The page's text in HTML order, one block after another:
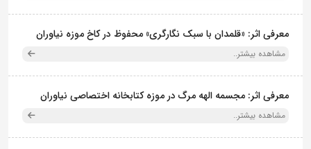
معرفی اثر: «قلمدان با سبک نگارگری» محفوظ در کاخ موزه نیاوران
مشاهده بیشتر..
معرفی اثر: مجسمه الهه مرگ در موزه کتابخانه اختصاصی نیاوران
مشاهده بیشتر..